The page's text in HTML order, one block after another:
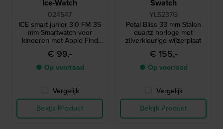
Ice-Watch
024547
ICE smart junior 3.0 FM 35
mm Smartwatch voor
kinderen met Apple Find
My geolocatie-functionaliteit
€ 99,-
● Op voorraad
Vergelijk
Bekijk Product
Swatch
YLS237G
Petal Bliss 33 mm Stalen
quartz horloge met
zilverkleurige wijzerplaat
€ 155,-
● Op voorraad
Vergelijk
Bekijk Product